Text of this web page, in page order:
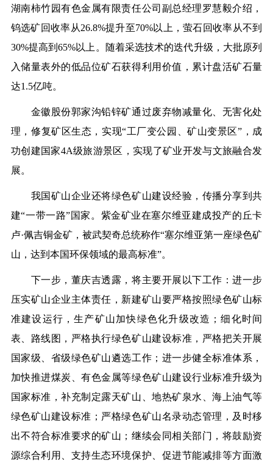
湖南柿竹园有色金属有限责任公司副总经理罗慧毅介绍，
钨选矿回收率从26.8%提升至70%以上，萤石回收率从不到
30%提高到65%以上。随着采选技术的迭代升级，大批原列
入储量表外的低品位矿石获得利用价值，累计盘活矿石量
达1.5亿吨。
金徽股份郭家沟铅锌矿通过废弃物减量化、无害化处
理，修复矿区生态，实现“工厂变公园、矿山变景区”，成
功创建国家4A级旅游景区，实现了矿业开发与文旅融合发
展。
我国矿山企业还将绿色矿山建设经验，传播分享到共
建“一带一路”国家。紫金矿业在塞尔维亚建成投产的丘卡
卢·佩吉铜金矿，被武契奇总统称作“塞尔维亚第一座绿色矿
山，达到本国环保领域的最高标准”。
下一步，董庆吉透露，将主要开展以下工作：进一步
压实矿山企业主体责任，新建矿山要严格按照绿色矿山标
准建设运行，生产矿山加快绿色化升级改造；细化时间
表、路线图，严格执行绿色矿山建设标准，严格把关开展
国家级、省级绿色矿山遴选工作；进一步健全标准体系，
加快推进煤炭、有色金属等绿色矿山建设行业标准升级为
国家标准，补充制定露天矿山、地热矿泉水、海上油气等
绿色矿山建设标准；严格绿色矿山名录动态管理，及时移
出不符合标准要求的矿山；继续会同相关部门，将鼓励资
源综合利用、支持生态环境保护、促进节能减排等方面激